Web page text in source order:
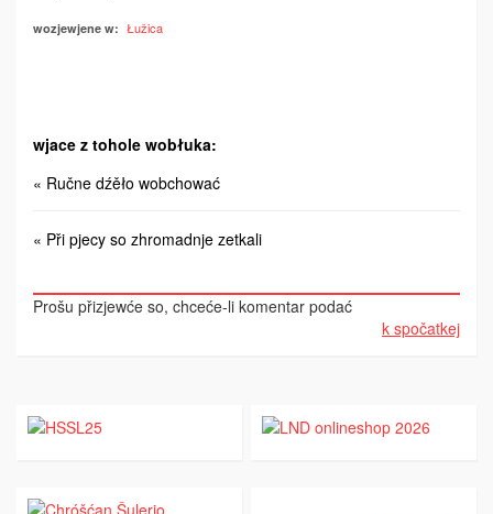
wozjewjene w: Łužica
wjace z tohole wobłuka:
« Ručne dźěło wobchować
« Při pjecy so zhromadnje zetkali
Prošu přizjewće so, chceće-li komentar podać
k spočatkej